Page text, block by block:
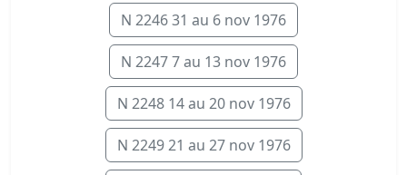
N 2246 31 au 6 nov 1976
N 2247 7 au 13 nov 1976
N 2248 14 au 20 nov 1976
N 2249 21 au 27 nov 1976